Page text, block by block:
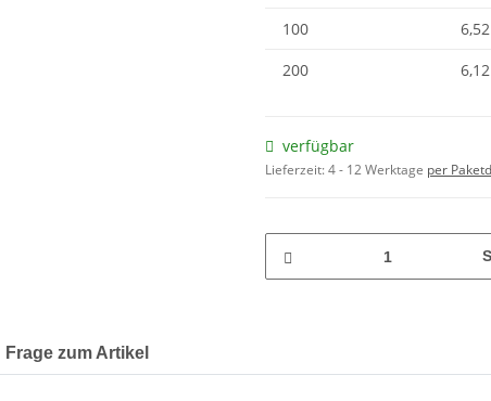
100
200
verfügbar
Lieferzeit:4 - 12 Werktage per
Frage zum Artikel